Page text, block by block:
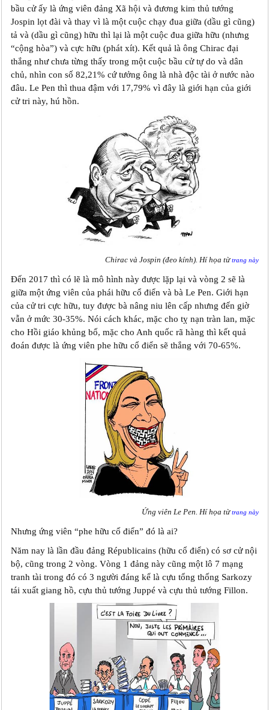
bầu cử ấy là ứng viên đảng Xã hội và đương kim thủ tướng
Jospin lọt đài và thay vì là một cuộc chạy đua giữa (dầu gì cũng)
tả và (dầu gì cũng) hữu thì lại là một cuộc đua giữa hữu (nhưng
“cộng hòa”) và cực hữu (phát xít). Kết quả là ông Chirac đại
thắng như chưa từng thấy trong một cuộc bầu cử tự do và dân
chủ, nhìn con số 82,21% cứ tưởng ông là nhà độc tài ở nước nào
đâu. Le Pen thì thua đậm với 17,79% vì đây là giới hạn của giới
cử tri này, hú hồn.
Chirac và Jospin (đeo kính). Hí họa từtrang này
Đến 2017 thì có lẽ là mô hình này được lặp lại và vòng 2 sẽ là
giữa một ứng viên của phái hữu cổ điển và bà Le Pen. Giới hạn
của cử tri cực hữu, tuy được bà nâng niu lên cấp nhưng đến giờ
vẫn ở mức 30-35%. Nói cách khác, mặc cho tỵ nạn tràn lan, mặc
cho Hồi giáo khủng bố, mặc cho Anh quốc rã hàng thì kết quả
đoán được là ứng viên phe hữu cổ điển sẽ thắng với 70-65%.
Ứng viên Le Pen. Hí họa từtrang này
Nhưng ứng viên “phe hữu cố điển” đó là ai?
Năm nay là lần đầu đảng Républicains (hữu cổ điển) có sơ cử nội
bộ, cũng trong 2 vòng. Vòng 1 đảng này cũng một lô 7 mạng
tranh tài trong đó có 3 người đáng kể là cựu tổng thống Sarkozy
tái xuất giang hồ, cựu thủ tướng Juppé và cựu thủ tướng Fillon.